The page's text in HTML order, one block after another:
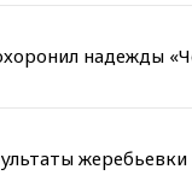
надежды